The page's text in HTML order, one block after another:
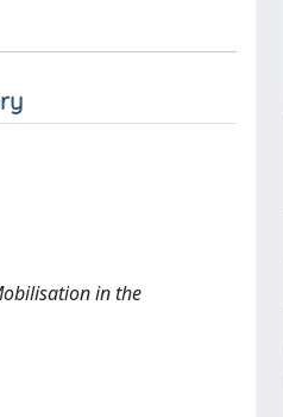
in the